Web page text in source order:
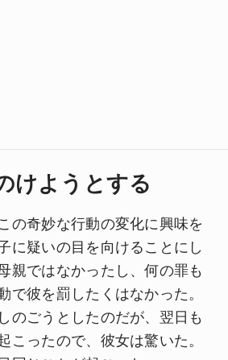
けようとする
の奇妙な行動の変化に興味を
に疑いの目を向けることにし
親ではなかったし、何の罪も
で彼を罰したくはなかった。
のごうとしたのだが、翌日も
こったので、彼女は驚いた。